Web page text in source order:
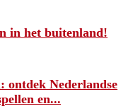
in het buitenland!
ontdek Nederlandse
en...